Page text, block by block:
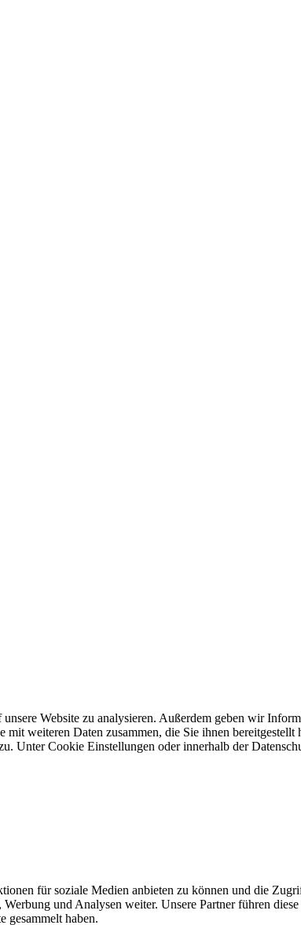
Website zu analysieren. Außerdem geben wir
weiteren Daten zusammen, die Sie ihnen
Unter Cookie Einstellungen oder innerhalb der
für soziale Medien anbieten zu können und die
und Analysen weiter. Unsere Partner führen
gesammelt haben.